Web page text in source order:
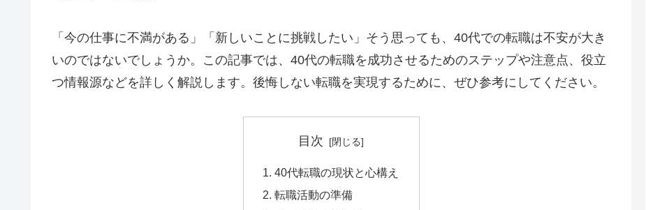
「今の仕事に不満がある」「新しいことに挑戦したい」そう思っても、40代での転職は不安が大き
いのではないでしょうか。この記事では、40代の転職を成功させるためのステップや注意点、役立
つ情報源などを詳しく解説します。後悔しない転職を実現するために、ぜひ参考にしてください。
目次
40代転職の現状と心構え
転職活動の準備